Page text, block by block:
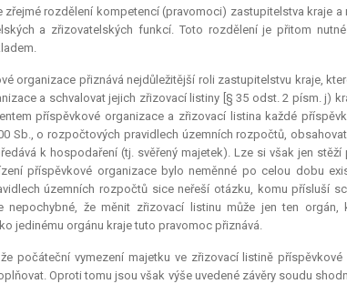
zřejmé rozdělení kompetencí (pravomoci) zastupitelstva kraje a
a zřizovatelských funkcí. Toto rozdělení je přitom
organizace přiznává nejdůležitější roli zastupitelstvu kraje,
a schvalovat jejich zřizovací listiny [§ 35 odst. 2 písm. j)
příspěvkové organizace a zřizovací listina každé
Sb., o rozpočtových pravidlech územních rozpočtů,
k hospodaření (tj. svěřený majetek). Lze si však jen
příspěvkové organizace bylo neměnné po celou dobu
územních rozpočtů sice neřeší otázku, komu přísluší
že měnit zřizovací listinu může jen ten orgán,
jedinému orgánu kraje tuto pravomoc přiznává.
počáteční vymezení majetku ve zřizovací listině
Oproti tomu jsou však výše uvedené závěry soudu